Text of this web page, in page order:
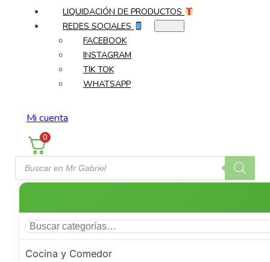
LIQUIDACIÓN DE PRODUCTOS
REDES SOCIALES
FACEBOOK
INSTAGRAM
TIK TOK
WHATSAPP
Mi cuenta
0
Búsqueda
de
productos
Cocina y Comedor